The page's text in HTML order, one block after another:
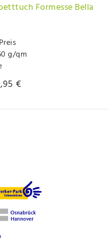
Formesse Bella
g/qm
€